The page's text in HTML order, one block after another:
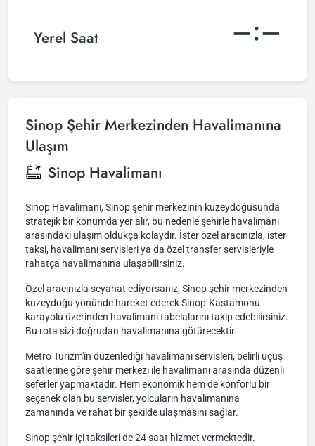
Yerel Saat –:–
Sinop Şehir Merkezinden Havalimanına
Ulaşım
Sinop Havalimanı
Sinop Havalimanı, Sinop şehir merkezinin kuzeydoğusunda
stratejik bir konumda yer alır, bu nedenle şehirle havalimanı
arasındaki ulaşım oldukça kolaydır. İster özel aracınızla, ister
taksi, havalimanı servisleri ya da özel transfer servisleriyle
rahatça havalimanına ulaşabilirsiniz.
Özel aracınızla seyahat ediyorsanız, Sinop şehir merkezinden
kuzeydoğu yönünde hareket ederek Sinop-Kastamonu
karayolu üzerinden havalimanı tabelalarını takip edebilirsiniz.
Bu rota sizi doğrudan havalimanına götürecektir.
Metro Turizm'in düzenlediği havalimanı servisleri, belirli uçuş
saatlerine göre şehir merkezi ile havalimanı arasında düzenli
seferler yapmaktadır. Hem ekonomik hem de konforlu bir
seçenek olan bu servisler, yolcuların havalimanına
zamanında ve rahat bir şekilde ulaşmasını sağlar.
Sinop şehir içi taksileri de 24 saat hizmet vermektedir.